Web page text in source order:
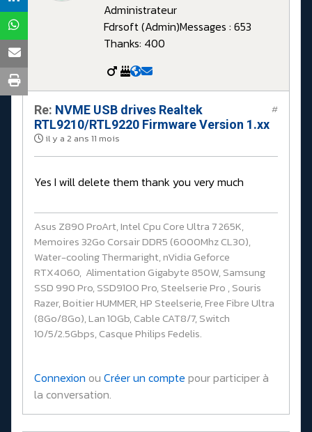
Administrateur
Fdrsoft (Admin)Messages : 653
Thanks: 400
Re: NVME USB drives Realtek
RTL9210/RTL9220 Firmware Version 1.xx
il y a 2 ans 11 mois
#
Yes I will delete them thank you very much
Asus Z890 ProArt, Intel Cpu Core Ultra 7 265K,
Memoires 32Go Corsair DDR5 (6000Mhz CL30),
Water-cooling Thermaright, nVidia Geforce
RTX4060, Alimentation Gigabyte 850W, Samsung
SSD 990 Pro, SSD9100 Pro, Steelserie Pro , Souris
Razer, Boitier HUMMER, HP Steelserie, Free Fibre Ultra
(8Go/8Go), Lan 10Gb, Cable CAT8/7, Switch
10/5/2.5Gbps, Casque Philips Fedelis.
Connexion ou Créer un compte pour participer à
la conversation.